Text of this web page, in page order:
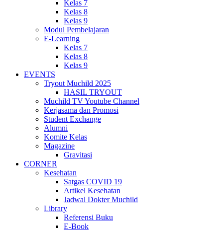
Kelas 7
Kelas 8
Kelas 9
Modul Pembelajaran
E-Learning
Kelas 7
Kelas 8
Kelas 9
EVENTS
Tryout Muchild 2025
HASIL TRYOUT
Muchild TV Youtube Channel
Kerjasama dan Promosi
Student Exchange
Alumni
Komite Kelas
Magazine
Gravitasi
CORNER
Kesehatan
Satgas COVID 19
Artikel Kesehatan
Jadwal Dokter Muchild
Library
Referensi Buku
E-Book